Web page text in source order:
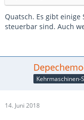
Quatsch. Es gibt
steuerbar sind. Auch
Kehrmaschinen-
14. Juni 2018